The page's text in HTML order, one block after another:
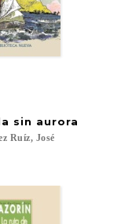
sin aurora
Ruíz, José